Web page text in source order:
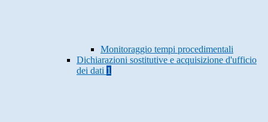
Monitoraggio tempi procedimentali
Dichiarazioni sostitutive e acquisizione d'ufficio
dei dati 1